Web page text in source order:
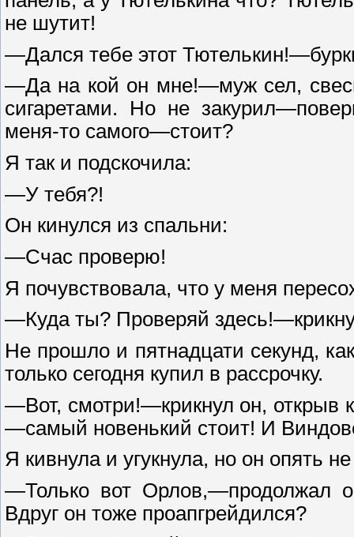
не шутит!
—Дался тебе этот
—Да на кой он мне!—муж сел,
сигаретами. Но не
меня-то самого—стоит?
Я так и подскочила:
—У тебя?!
Он кинулся из спальни:
—Счас проверю!
Я почувствовала, что у меня
—Куда ты? Проверяй
Не прошло и пятнадцати секунд,
только сегодня купил в рассрочку.
—Вот, смотри!—крикнул он, открыв
—самый новенький стоит! И
Я кивнула и угукнула, но он опять
—Только вот Орлов,—продолжал
Вдруг он тоже проапгрейдился?